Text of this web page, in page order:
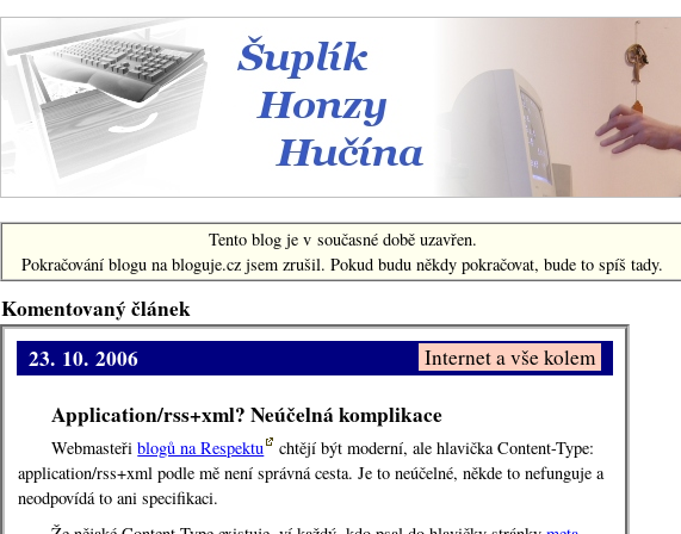
Šuplík Honzy Hučína
Tento blog je v současné době uzavřen.
Pokračování blogu na bloguje.cz jsem zrušil. Pokud budu někdy pokračovat, bude to spíš tady.
Komentovaný článek
Internet a vše kolem
23. 10. 2006
Application/rss+xml? Neúčelná komplikace
Webmasteřiblogů na Respektu
chtějí být moderní, ale hlavička Content-Type:
application/rss+xml podle mě není správná cesta. Je to neúčelné, někde to nefunguje a
neodpovídá to ani specifikaci.